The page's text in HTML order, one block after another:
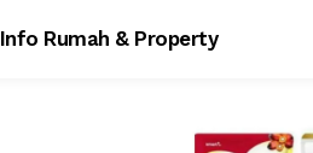
Info Rumah & Property